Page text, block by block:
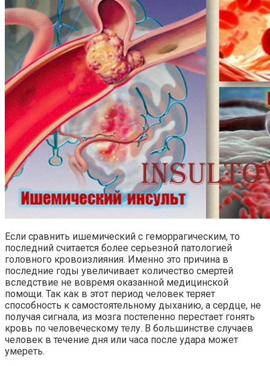
Если сравнить ишемический с геморрагическим, то
последний считается более серьезной патологией
головного кровоизлияния. Именно это причина в
последние годы увеличивает количество смертей
вследствие не вовремя оказанной медицинской
помощи. Так как в этот период человек теряет
способность к самостоятельному дыханию, а сердце, не
получая сигнала, из мозга постепенно перестает гонять
кровь по человеческому телу. В большинстве случаев
человек в течение дня или часа после удара может
умереть.